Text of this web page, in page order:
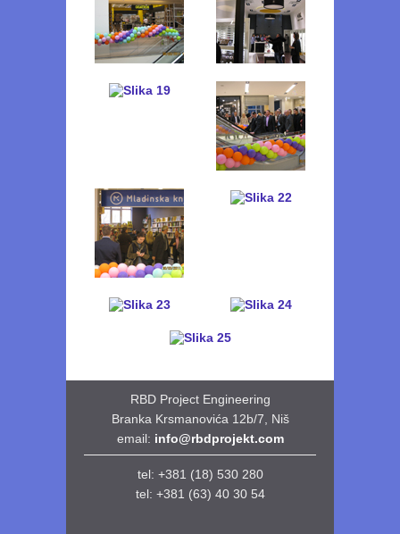
RBD Project Engineering
Branka Krsmanovića 12b/7, Niš
email: info@rbdprojekt.com
tel: +381 (18) 530 280
tel: +381 (63) 40 30 54